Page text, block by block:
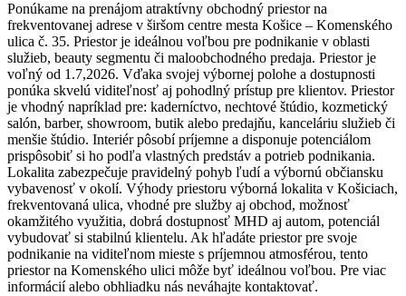
Ponúkame na prenájom atraktívny obchodný priestor na
frekventovanej adrese v širšom centre mesta Košice – Komenského
ulica č. 35. Priestor je ideálnou voľbou pre podnikanie v oblasti
služieb, beauty segmentu či maloobchodného predaja. Priestor je
voľný od 1.7,2026. Vďaka svojej výbornej polohe a dostupnosti
ponúka skvelú viditeľnosť aj pohodlný prístup pre klientov. Priestor
je vhodný napríklad pre: kaderníctvo, nechtové štúdio, kozmetický
salón, barber, showroom, butik alebo predajňu, kanceláriu služieb či
menšie štúdio. Interiér pôsobí príjemne a disponuje potenciálom
prispôsobiť si ho podľa vlastných predstáv a potrieb podnikania.
Lokalita zabezpečuje pravidelný pohyb ľudí a výbornú občiansku
vybavenosť v okolí. Výhody priestoru výborná lokalita v Košiciach,
frekventovaná ulica, vhodné pre služby aj obchod, možnosť
okamžitého využitia, dobrá dostupnosť MHD aj autom, potenciál
vybudovať si stabilnú klientelu. Ak hľadáte priestor pre svoje
podnikanie na viditeľnom mieste s príjemnou atmosférou, tento
priestor na Komenského ulici môže byť ideálnou voľbou. Pre viac
informácií alebo obhliadku nás neváhajte kontaktovať.